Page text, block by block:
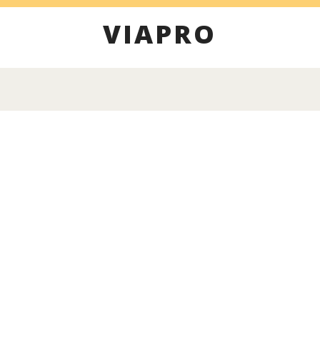
VIAPRO